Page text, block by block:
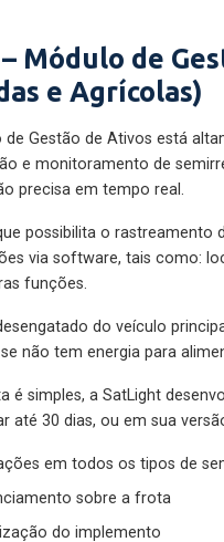
– Módulo de
e Agrícolas)
de Gestão de Ativos está
e monitoramento de
precisa em tempo real.
possibilita o rastreamento
via software, tais como:
funções.
do veículo
não tem energia para
é simples, a SatLight
até 30 dias, ou em sua
em todos os tipos de
sobre a frota
do implemento